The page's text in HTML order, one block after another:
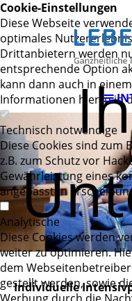
Individuelle
Cookie-Einstellungen
Diese Webseite
optimales
Drittanbietern werden
entsprechende Option
kann dann auch in
Informationen hierzu in
Technisch notwendige
Diese Cookies sind zum
z.B. zum Schutz vor
Gewährleistung eines
angepassten
Analytische
Diese Cookies werden
weiter zu optimieren.
dem
gestellt werden, sowie